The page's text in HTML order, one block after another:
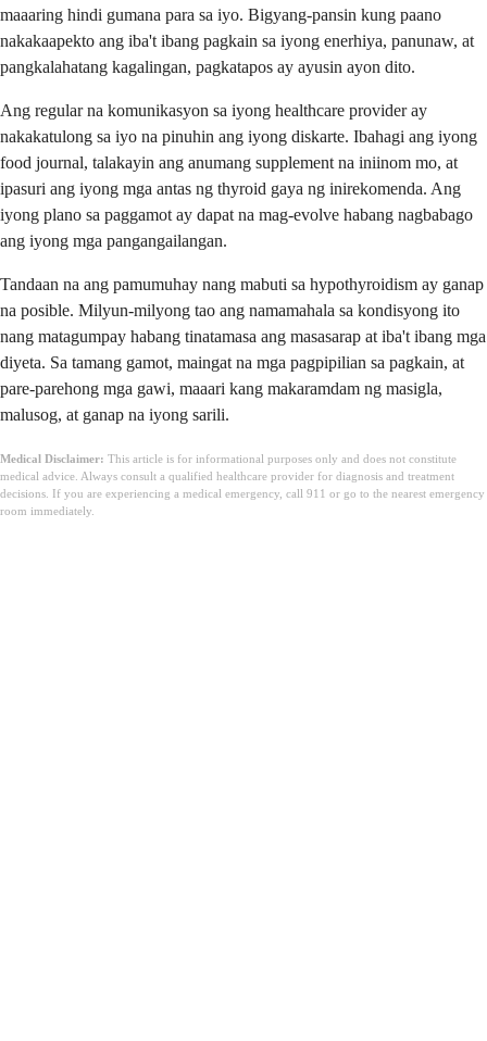
maaaring hindi gumana para sa iyo. Bigyang-pansin kung paano
nakakaapekto ang iba't ibang pagkain sa iyong enerhiya, panunaw, at
pangkalahatang kagalingan, pagkatapos ay ayusin ayon dito.
Ang regular na komunikasyon sa iyong healthcare provider ay
nakakatulong sa iyo na pinuhin ang iyong diskarte. Ibahagi ang iyong
food journal, talakayin ang anumang supplement na iniinom mo, at
ipasuri ang iyong mga antas ng thyroid gaya ng inirekomenda. Ang
iyong plano sa paggamot ay dapat na mag-evolve habang nagbabago
ang iyong mga pangangailangan.
Tandaan na ang pamumuhay nang mabuti sa hypothyroidism ay ganap
na posible. Milyun-milyong tao ang namamahala sa kondisyong ito
nang matagumpay habang tinatamasa ang masasarap at iba't ibang mga
diyeta. Sa tamang gamot, maingat na mga pagpipilian sa pagkain, at
pare-parehong mga gawi, maaari kang makaramdam ng masigla,
malusog, at ganap na iyong sarili.
Medical Disclaimer: This article is for informational purposes only and does not constitute
medical advice. Always consult a qualified healthcare provider for diagnosis and treatment
decisions. If you are experiencing a medical emergency, call 911 or go to the nearest emergency
room immediately.